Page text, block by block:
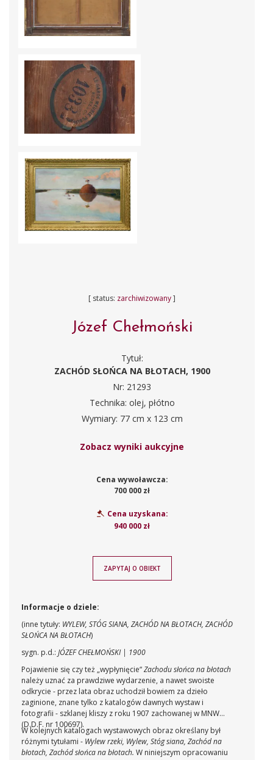
[ status: zarchiwizowany]
Józef Chełmoński
Tytuł:
ZACHÓD SŁOŃCA NA BŁOTACH, 1900
Nr: 21293
Technika: olej, płótno
Wymiary: 77 cm x 123 cm
Zobacz wyniki aukcyjne
Cena wywoławcza:
700 000 zł
Cena uzyskana:
940 000 zł
ZAPYTAJ O OBIEKT
Informacje o dziele:
(inne tytuły: WYLEW, STÓG SIANA, ZACHÓD NA BŁOTACH, ZACHÓD
SŁOŃCA NA BŁOTACH)
sygn. p.d.: JÓZEF CHEŁMOŃSKI | 1900
Pojawienie się czy też „wypłynięcie“Zachodu słońca na błotach
należy uznać za prawdziwe wydarzenie, a nawet swoiste
odkrycie - przez lata obraz uchodził bowiem za dzieło
zaginione, znane tylko z katalogów dawnych wystaw i
fotografii - szklanej kliszy z roku 1907 zachowanej w MNW
(D.D.F. nr 100697).
W kolejnych katalogach wystawowych obraz określany był
różnymi tytułami - Wylew rzeki, Wylew, Stóg siana, Zachód na
błotach, Zachód słońca na błotach. W niniejszym opracowaniu